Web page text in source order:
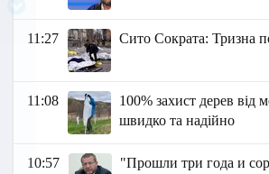
11:27 Сито Сократа: Тризна
11:08
100% захист дерев від
швидко та надійно
10:57
"Прошли три года и